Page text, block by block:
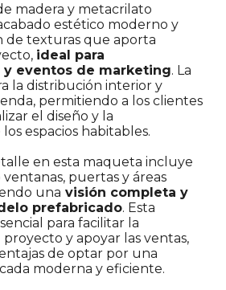
madera y metacrilato
estético moderno y
de texturas que aporta
ideal para
y eventos de marketing. La
la distribución interior y
permitiendo a los clientes
el diseño y la
espacios habitables.
en esta maqueta incluye
puertas y áreas
una visión completa y
prefabricado. Esta
para facilitar la
y apoyar las ventas,
de optar por una
moderna y eficiente.